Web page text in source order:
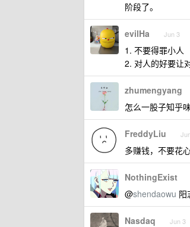
阶段了。
evilHa Jun 3
1. 不要得罪小人
2. 对人的好要让
zhumengyang
怎么一股子知乎
FreddyLiu
多赚钱，不要花
NothingExist
@shendaowu 阳
Nasdaq Jun 3